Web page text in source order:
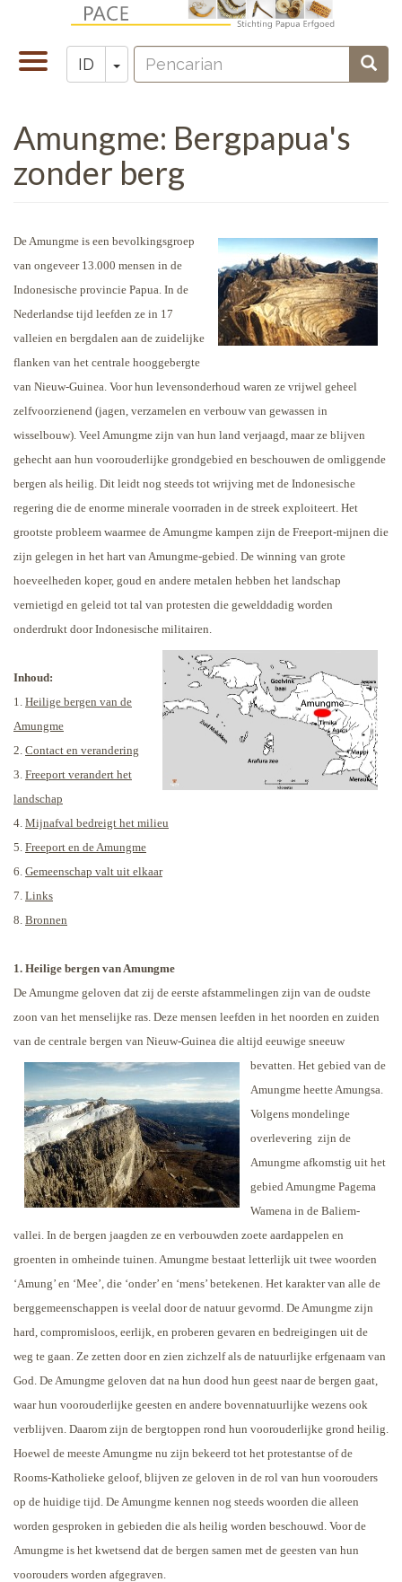
Toggle
navigation
ID Toggle Dropdown
Zoeken
Pencarian
Amungme: Bergpapua's
zonder berg
De Amungme is een bevolkingsgroep
van ongeveer 13.000 mensen in de
Indonesische provincie Papua. In de
Nederlandse tijd leefden ze in 17
valleien en bergdalen aan de zuidelijke
flanken van het centrale hooggebergte
van Nieuw-Guinea. Voor hun levensonderhoud waren ze vrijwel geheel
zelfvoorzienend (jagen, verzamelen en verbouw van gewassen in
wisselbouw). Veel Amungme zijn van hun land verjaagd, maar ze blijven
gehecht aan hun voorouderlijke grondgebied en beschouwen de omliggende
bergen als heilig. Dit leidt nog steeds tot wrijving met de Indonesische
regering die de enorme minerale voorraden in de streek exploiteert. Het
grootste probleem waarmee de Amungme kampen zijn de Freeport-mijnen die
zijn gelegen in het hart van Amungme-gebied. De winning van grote
hoeveelheden koper, goud en andere metalen hebben het landschap
vernietigd en geleid tot tal van protesten die gewelddadig worden
onderdrukt door Indonesische militairen.
Inhoud:
1. Heilige bergen van de
Amungme
2. Contact en verandering
3. Freeport verandert het
landschap
4. Mijnafval bedreigt het milieu
5. Freeport en de Amungme
6. Gemeenschap valt uit elkaar
7. Links
8. Bronnen
1. Heilige bergen van Amungme
De Amungme geloven dat zij de eerste afstammelingen zijn van de oudste
zoon van het menselijke ras. Deze mensen leefden in het noorden en zuiden
van de centrale bergen van Nieuw-Guinea die altijd eeuwige sneeuw
bevatten. Het gebied van de
Amungme heette Amungsa.
Volgens mondelinge
overlevering zijn de
Amungme afkomstig uit het
gebied Amungme Pagema
Wamena in de Baliem-
vallei. In de bergen jaagden ze en verbouwden zoete aardappelen en
groenten in omheinde tuinen. Amungme bestaat letterlijk uit twee woorden
‘Amung’ en ‘Mee’, die ‘onder’ en ‘mens’ betekenen. Het karakter van alle de
berggemeenschappen is veelal door de natuur gevormd. De Amungme zijn
hard, compromisloos, eerlijk, en proberen gevaren en bedreigingen uit de
weg te gaan. Ze zetten door en zien zichzelf als de natuurlijke erfgenaam van
God. De Amungme geloven dat na hun dood hun geest naar de bergen gaat,
waar hun voorouderlijke geesten en andere bovennatuurlijke wezens ook
verblijven. Daarom zijn de bergtoppen rond hun voorouderlijke grond heilig.
Hoewel de meeste Amungme nu zijn bekeerd tot het protestantse of de
Rooms-Katholieke geloof, blijven ze geloven in de rol van hun voorouders
op de huidige tijd. De Amungme kennen nog steeds woorden die alleen
worden gesproken in gebieden die als heilig worden beschouwd. Voor de
Amungme is het kwetsend dat de bergen samen met de geesten van hun
voorouders worden afgegraven.